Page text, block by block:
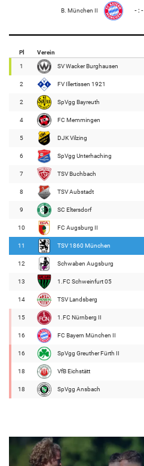
B. München II - : -
Pl Verein
1 SV Wacker Burghausen
2 FV Illertissen 1921
2 SpVgg Bayreuth
4 FC Memmingen
5 DJK Vilzing
6 SpVgg Unterhaching
7 TSV Buchbach
8 TSV Aubstadt
9 SC Eltersdorf
10 FC Augsburg II
11 TSV 1860 München
12 Schwaben Augsburg
13 1.FC Schweinfurt 05
14 TSV Landsberg
15 1.FC Nürnberg II
16 FC Bayern München II
16 SpVgg Greuther Fürth II
18 VfB Eichstätt
18 SpVgg Ansbach